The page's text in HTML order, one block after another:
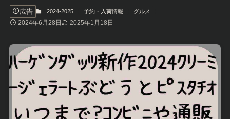
広告 2024-2025 予約・入荷情報 グルメ
2024年6月28日 2025年1月18日